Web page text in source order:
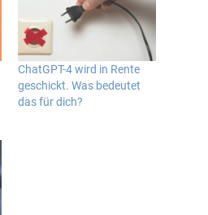
ChatGPT-4 wird in Rente
geschickt. Was bedeutet
das für dich?